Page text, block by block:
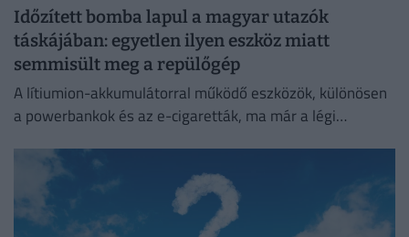
Időzített bomba lapul a magyar utazók
táskájában: egyetlen ilyen eszköz miatt
semmisült meg a repülőgép
A lítiumion-akkumulátorral működő eszközök, különösen
a powerbankok és az e-cigaretták, ma már a légi
jelentik.